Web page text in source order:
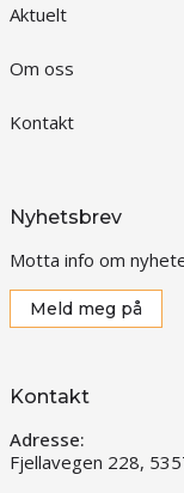
Aktuelt
Om oss
Kontakt
Nyhetsbrev
Motta info om
Meld meg på
Kontakt
Adresse:
Fjellavegen 228,